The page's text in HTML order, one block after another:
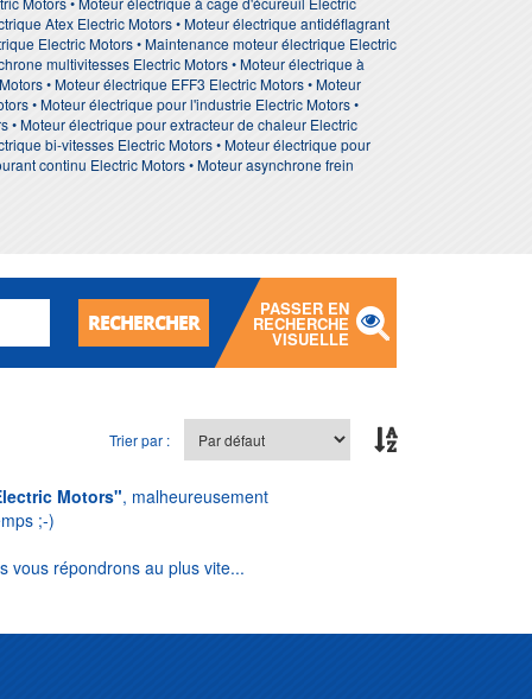
Atex Electric Motors • Moteur électrique antidéflagrant
Electric Motors • Maintenance moteur électrique Electric
multivitesses Electric Motors • Moteur électrique à
• Moteur électrique EFF3 Electric Motors • Moteur
• Moteur électrique pour l'industrie Electric Motors •
• Moteur électrique pour extracteur de chaleur Electric
bi-vitesses Electric Motors • Moteur électrique pour
continu Electric Motors • Moteur asynchrone frein
RECHERCHER
PASSER EN
RECHERCHE
VISUELLE
Trier par :
Motors", malheureusement
;-)
vous répondrons au plus vite...